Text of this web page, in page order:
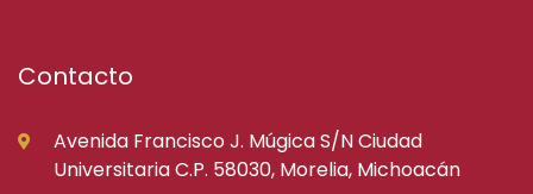
Contacto
Avenida Francisco J. Múgica S/N Ciudad
Universitaria C.P. 58030, Morelia, Michoacán